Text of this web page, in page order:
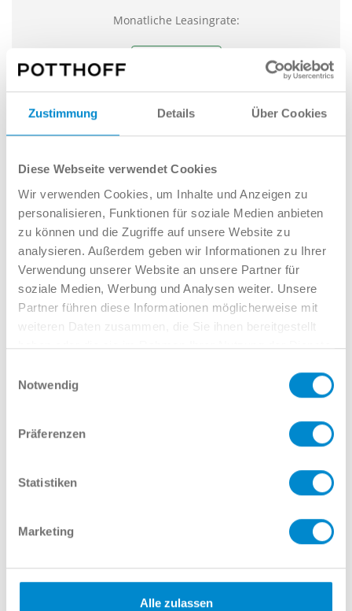
Zustimmung Details Über Cookies
Diese Webseite verwendet Cookies
Wir verwenden Cookies, um Inhalte und Anzeigen zu
personalisieren, Funktionen für soziale Medien anbieten
zu können und die Zugriffe auf unsere Website zu
analysieren. Außerdem geben wir Informationen zu Ihrer
Verwendung unserer Website an unsere Partner für
soziale Medien, Werbung und Analysen weiter. Unsere
Partner führen diese Informationen möglicherweise mit
weiteren Daten zusammen, die Sie ihnen bereitgestellt
haben oder die sie im Rahmen Ihrer Nutzung der Dienste
Notwendig
Präferenzen
Statistiken
Marketing
Alle zulassen
Monatliche Leasingrate:
Braunschweig
Das Budgetreicht nicht? Pottikauft Ihren
Interessieren Sie sich für dieses
Angebot? Wir möchten Sie gern
beraten!